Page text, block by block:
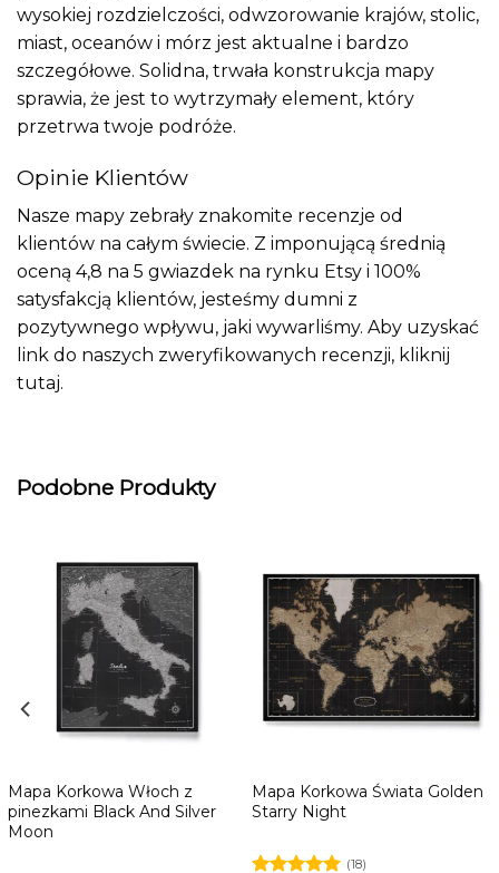
wysokiej rozdzielczości, odwzorowanie krajów, stolic,
miast, oceanów i mórz jest aktualne i bardzo
szczegółowe. Solidna, trwała konstrukcja mapy
sprawia, że jest to wytrzymały element, który
przetrwa twoje podróże.
Opinie Klientów
Nasze mapy zebrały znakomite recenzje od
klientów na całym świecie. Z imponującą średnią
oceną 4,8 na 5 gwiazdek na rynku Etsy i 100%
satysfakcją klientów, jesteśmy dumni z
pozytywnego wpływu, jaki wywarliśmy. Aby uzyskać
link do naszych zweryfikowanych recenzji, kliknij
tutaj.
Podobne Produkty
Mapa Korkowa Włoch z
pinezkami Black And Silver
Moon
Mapa Korkowa Świata Golden
Starry Night
(18)